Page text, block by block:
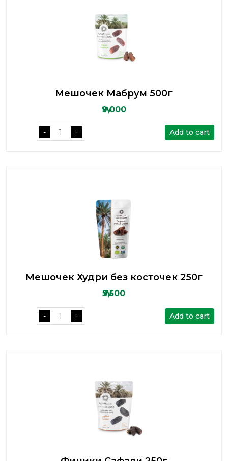
Мешочек Мабрум 500г
₩9,000
- + Add to cart
Мешочек Худри без косточек 250г
₩3,500
- + Add to cart